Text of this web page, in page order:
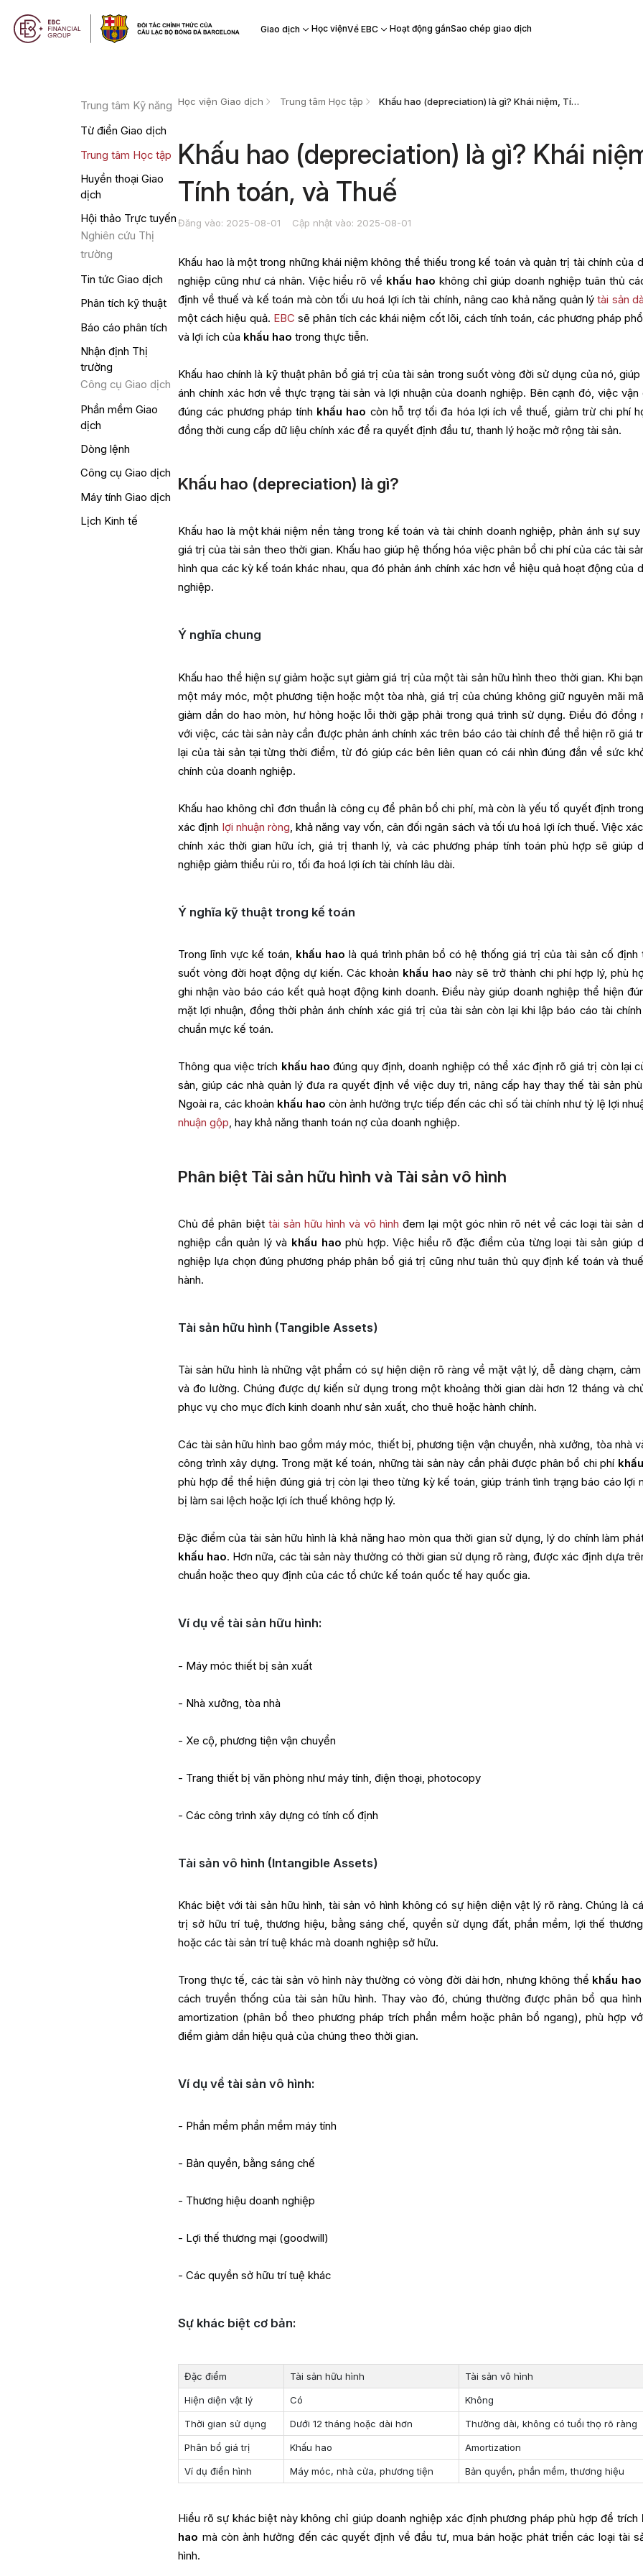
Giao dịch Học việnVề EBC Hoạt động gầnSao chép giao dịch
Trung tâm Kỹ năng
Từ điển Giao dịch
Trung tâm Học tập
Huyền thoại Giao
dịch
Hội thảo Trực tuyến
Nghiên cứu Thị
trường
Tin tức Giao dịch
Phân tích kỹ thuật
Báo cáo phân tích
Nhận định Thị
trường
Công cụ Giao dịch
Phần mềm Giao
dịch
Dòng lệnh
Công cụ Giao dịch
Máy tính Giao dịch
Lịch Kinh tế
Học viện Giao dịch Trung tâm Học tập Khấu hao (depreciation) là gì? Khái niệm, Tính toán, và Thuế
Khấu hao (depreciation) là gì? Khái
Tính toán, và Thuế
Đăng vào: 2025-08-01 Cập nhật vào: 2025-08-01
Khấu hao là một trong những khái niệm không thể thiếu trong kế toán và quản trị tài chính của
nghiệp cũng như cá nhân. Việc hiểu rõ về khấu hao không chỉ giúp doanh nghiệp tuân thủ
định về thuế và kế toán mà còn tối ưu hoá lợi ích tài chính, nâng cao khả năng quản lýtài sản
một cách hiệu quả. EBC sẽ phân tích các khái niệm cốt lõi, cách tính toán, các phương pháp
và lợi ích của khấu hao trong thực tiễn.
Khấu hao chính là kỹ thuật phân bổ giá trị của tài sản trong suốt vòng đời sử dụng của nó, giúp
ánh chính xác hơn về thực trạng tài sản và lợi nhuận của doanh nghiệp. Bên cạnh đó, việc vận
đúng các phương pháp tính khấu hao còn hỗ trợ tối đa hóa lợi ích về thuế, giảm trừ chi phí
đồng thời cung cấp dữ liệu chính xác để ra quyết định đầu tư, thanh lý hoặc mở rộng tài sản.
Khấu hao (depreciation) là gì?
Khấu hao là một khái niệm nền tảng trong kế toán và tài chính doanh nghiệp, phản ánh sự suy
giá trị của tài sản theo thời gian. Khấu hao giúp hệ thống hóa việc phân bổ chi phí của các tài
hình qua các kỳ kế toán khác nhau, qua đó phản ánh chính xác hơn về hiệu quả hoạt động của
nghiệp.
Ý nghĩa chung
Khấu hao thể hiện sự giảm hoặc sụt giảm giá trị của một tài sản hữu hình theo thời gian. Khi
một máy móc, một phương tiện hoặc một tòa nhà, giá trị của chúng không giữ nguyên mãi
giảm dần do hao mòn, hư hỏng hoặc lỗi thời gặp phải trong quá trình sử dụng. Điều đó đồng
với việc, các tài sản này cần được phản ánh chính xác trên báo cáo tài chính để thể hiện rõ giá
lại của tài sản tại từng thời điểm, từ đó giúp các bên liên quan có cái nhìn đúng đắn về sức
chính của doanh nghiệp.
Khấu hao không chỉ đơn thuần là công cụ để phân bổ chi phí, mà còn là yếu tố quyết định
xác định lợi nhuận ròng, khả năng vay vốn, cân đối ngân sách và tối ưu hoá lợi ích thuế. Việc
chính xác thời gian hữu ích, giá trị thanh lý, và các phương pháp tính toán phù hợp sẽ giúp
nghiệp giảm thiểu rủi ro, tối đa hoá lợi ích tài chính lâu dài.
Ý nghĩa kỹ thuật trong kế toán
Trong lĩnh vực kế toán, khấu hao là quá trình phân bổ có hệ thống giá trị của tài sản cố định
suốt vòng đời hoạt động dự kiến. Các khoản khấu hao này sẽ trở thành chi phí hợp lý, phù
ghi nhận vào báo cáo kết quả hoạt động kinh doanh. Điều này giúp doanh nghiệp thể hiện
mặt lợi nhuận, đồng thời phản ánh chính xác giá trị của tài sản còn lại khi lập báo cáo tài
chuẩn mực kế toán.
Thông qua việc trích khấu hao đúng quy định, doanh nghiệp có thể xác định rõ giá trị còn lại
sản, giúp các nhà quản lý đưa ra quyết định về việc duy trì, nâng cấp hay thay thế tài sản
Ngoài ra, các khoản khấu hao còn ảnh hưởng trực tiếp đến các chỉ số tài chính như tỷ lệ lợi
nhuận gộp, hay khả năng thanh toán nợ của doanh nghiệp.
Phân biệt Tài sản hữu hình và Tài sản vô hình
Chủ đề phân biệt tài sản hữu hình và vô hình đem lại một góc nhìn rõ nét về các loại tài sản
nghiệp cần quản lý và khấu hao phù hợp. Việc hiểu rõ đặc điểm của từng loại tài sản giúp
nghiệp lựa chọn đúng phương pháp phân bổ giá trị cũng như tuân thủ quy định kế toán và
hành.
Tài sản hữu hình (Tangible Assets)
Tài sản hữu hình là những vật phẩm có sự hiện diện rõ ràng về mặt vật lý, dễ dàng chạm, cảm
và đo lường. Chúng được dự kiến sử dụng trong một khoảng thời gian dài hơn 12 tháng và
phục vụ cho mục đích kinh doanh như sản xuất, cho thuê hoặc hành chính.
Các tài sản hữu hình bao gồm máy móc, thiết bị, phương tiện vận chuyển, nhà xưởng, tòa nhà
công trình xây dựng. Trong mặt kế toán, những tài sản này cần phải được phân bổ chi phí
phù hợp để thể hiện đúng giá trị còn lại theo từng kỳ kế toán, giúp tránh tình trạng báo cáo lợi
bị làm sai lệch hoặc lợi ích thuế không hợp lý.
Đặc điểm của tài sản hữu hình là khả năng hao mòn qua thời gian sử dụng, lý do chính làm
khấu hao. Hơn nữa, các tài sản này thường có thời gian sử dụng rõ ràng, được xác định dựa
chuẩn hoặc theo quy định của các tổ chức kế toán quốc tế hay quốc gia.
Ví dụ về tài sản hữu hình:
- Máy móc thiết bị sản xuất
- Nhà xưởng, tòa nhà
- Xe cộ, phương tiện vận chuyển
- Trang thiết bị văn phòng như máy tính, điện thoại, photocopy
- Các công trình xây dựng có tính cố định
Tài sản vô hình (Intangible Assets)
Khác biệt với tài sản hữu hình, tài sản vô hình không có sự hiện diện vật lý rõ ràng. Chúng là
trị sở hữu trí tuệ, thương hiệu, bằng sáng chế, quyền sử dụng đất, phần mềm, lợi thế
hoặc các tài sản trí tuệ khác mà doanh nghiệp sở hữu.
Trong thực tế, các tài sản vô hình này thường có vòng đời dài hơn, nhưng không thể khấu hao
cách truyền thống của tài sản hữu hình. Thay vào đó, chúng thường được phân bổ qua
amortization (phân bổ theo phương pháp trích phần mềm hoặc phân bổ ngang), phù hợp
điểm giảm dần hiệu quả của chúng theo thời gian.
Ví dụ về tài sản vô hình:
- Phần mềm phần mềm máy tính
- Bản quyền, bằng sáng chế
- Thương hiệu doanh nghiệp
- Lợi thế thương mại (goodwill)
- Các quyền sở hữu trí tuệ khác
Sự khác biệt cơ bản:
Đặc điểm Tài sản hữu hình Tài sản vô hình
Hiện diện vật lý Có Không
Thời gian sử dụng Dưới 12 tháng hoặc dài hơn Thường dài, không có tuổi thọ rõ ràng
Phân bổ giá trị Khấu hao Amortization
Ví dụ điển hình Máy móc, nhà cửa, phương tiện Bản quyền, phần mềm, thương hiệu
Hiểu rõ sự khác biệt này không chỉ giúp doanh nghiệp xác định phương pháp phù hợp để trích
hao mà còn ảnh hưởng đến các quyết định về đầu tư, mua bán hoặc phát triển các loại tài
hình.